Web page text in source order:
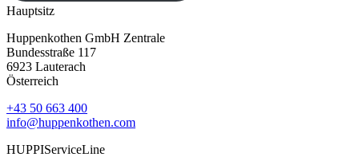
Hauptsitz
Huppenkothen GmbH Zentrale
Bundesstraße 117
6923 Lauterach
Österreich
+43 50 663 400
info@huppenkothen.com
HUPPIServiceLine